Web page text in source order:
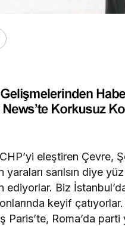
eleştiren Çevre,
yaraları sarılsın diye
ediyorlar. Biz
keyif
Paris’te, Roma’da